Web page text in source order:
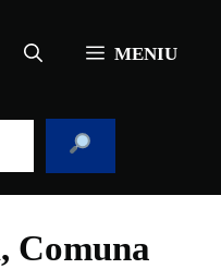
MENIU
Comuna